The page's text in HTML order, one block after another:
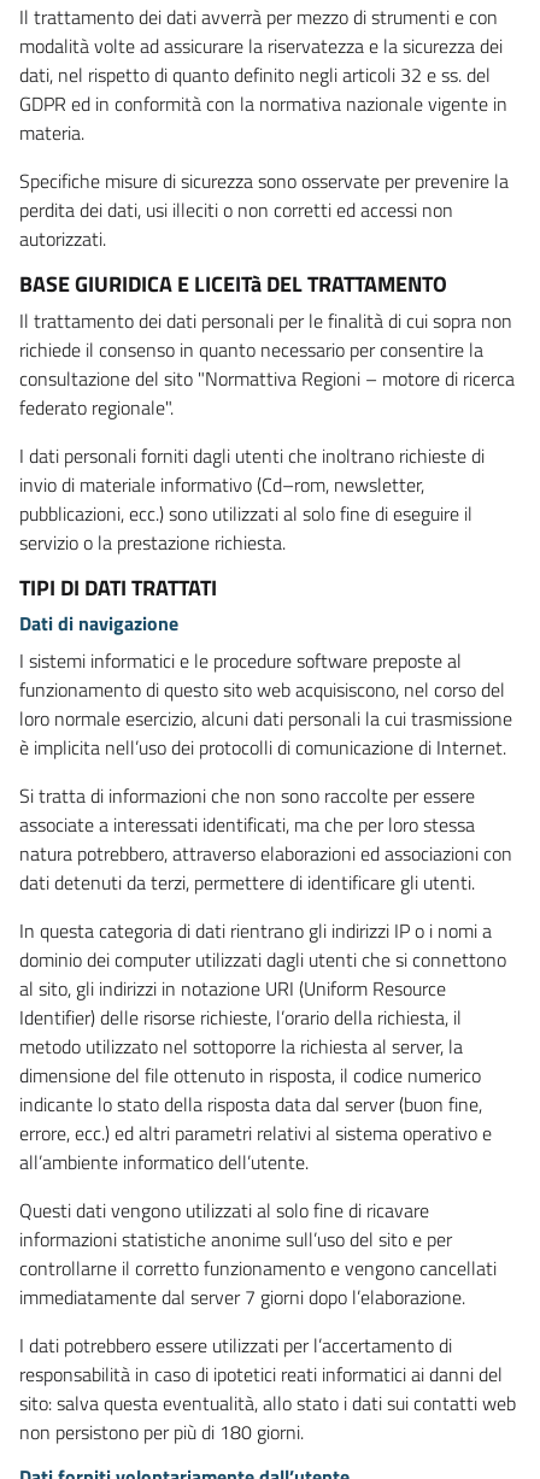
Il trattamento dei dati avverrà per mezzo di strumenti e con
modalità volte ad assicurare la riservatezza e la sicurezza dei
dati, nel rispetto di quanto definito negli articoli 32 e ss. del
GDPR ed in conformità con la normativa nazionale vigente in
materia.
Specifiche misure di sicurezza sono osservate per prevenire la
perdita dei dati, usi illeciti o non corretti ed accessi non
autorizzati.
BASE GIURIDICA E LICEITà DEL TRATTAMENTO
Il trattamento dei dati personali per le finalità di cui sopra non
richiede il consenso in quanto necessario per consentire la
consultazione del sito "Normattiva Regioni – motore di ricerca
federato regionale".
I dati personali forniti dagli utenti che inoltrano richieste di
invio di materiale informativo (Cd–rom, newsletter,
pubblicazioni, ecc.) sono utilizzati al solo fine di eseguire il
servizio o la prestazione richiesta.
TIPI DI DATI TRATTATI
Dati di navigazione
I sistemi informatici e le procedure software preposte al
funzionamento di questo sito web acquisiscono, nel corso del
loro normale esercizio, alcuni dati personali la cui trasmissione
è implicita nell’uso dei protocolli di comunicazione di Internet.
Si tratta di informazioni che non sono raccolte per essere
associate a interessati identificati, ma che per loro stessa
natura potrebbero, attraverso elaborazioni ed associazioni con
dati detenuti da terzi, permettere di identificare gli utenti.
In questa categoria di dati rientrano gli indirizzi IP o i nomi a
dominio dei computer utilizzati dagli utenti che si connettono
al sito, gli indirizzi in notazione URI (Uniform Resource
Identifier) delle risorse richieste, l’orario della richiesta, il
metodo utilizzato nel sottoporre la richiesta al server, la
dimensione del file ottenuto in risposta, il codice numerico
indicante lo stato della risposta data dal server (buon fine,
errore, ecc.) ed altri parametri relativi al sistema operativo e
all’ambiente informatico dell’utente.
Questi dati vengono utilizzati al solo fine di ricavare
informazioni statistiche anonime sull’uso del sito e per
controllarne il corretto funzionamento e vengono cancellati
immediatamente dal server 7 giorni dopo l’elaborazione.
I dati potrebbero essere utilizzati per l’accertamento di
responsabilità in caso di ipotetici reati informatici ai danni del
sito: salva questa eventualità, allo stato i dati sui contatti web
non persistono per più di 180 giorni.